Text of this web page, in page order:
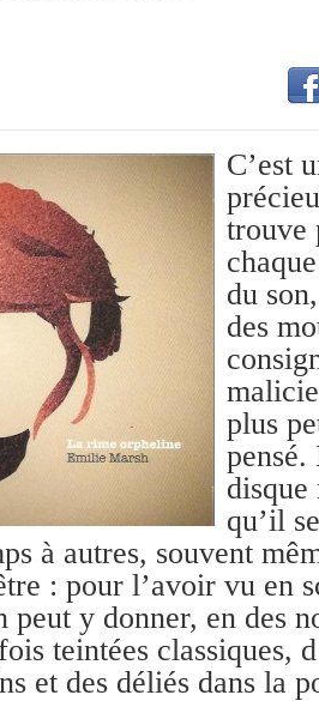
C’est
trouve
du
des
plus
pensé.
disque
qu’il
à autres, souvent
: pour l’avoir vu en
peut y donner, en des
teintées classiques,
et des déliés dans la